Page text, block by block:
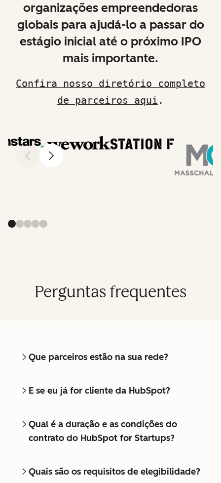
organizações empreendedoras
globais para ajudá-lo a passar do
estágio inicial até o próximo IPO
mais importante.
Confira nosso diretório completo
de parceiros aqui .
AnteriorAvançar
Perguntas frequentes
Que parceiros estão na sua rede?
E se eu já for cliente da HubSpot?
Qual é a duração e as condições do
contrato do HubSpot for Startups?
Quais são os requisitos de elegibilidade?